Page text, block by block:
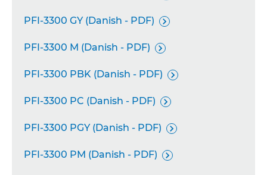
PFI-3300 GY (Danish - PDF) 
PFI-3300 M (Danish - PDF) 
PFI-3300 PBK (Danish - PDF) 
PFI-3300 PC (Danish - PDF) 
PFI-3300 PGY (Danish - PDF) 
PFI-3300 PM (Danish - PDF) 